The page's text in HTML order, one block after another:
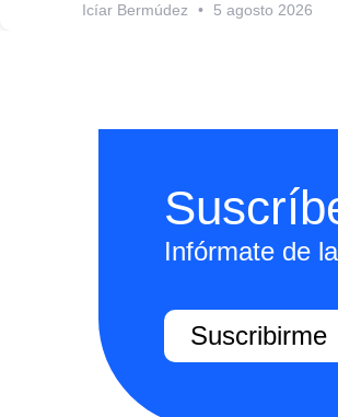
Icíar Bermúdez 5 agosto 2026
Infórmate de
Suscribirme